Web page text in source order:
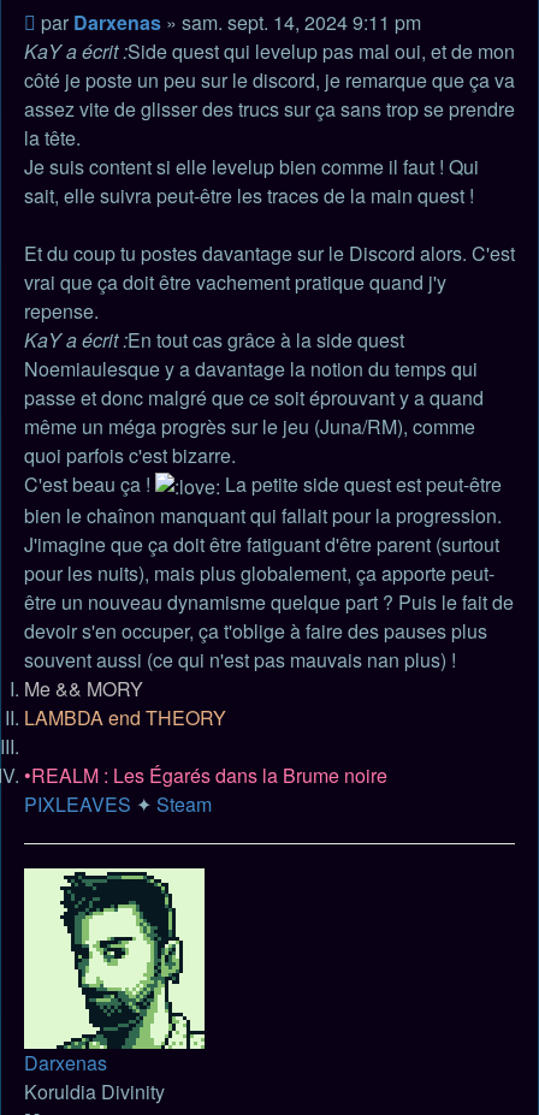
Message
non
lu
par Darxenas » sam. sept. 14, 2024 9:11 pm
KaY a écrit :Side quest qui levelup pas mal oui, et de mon
côté je poste un peu sur le discord, je remarque que ça va
assez vite de glisser des trucs sur ça sans trop se prendre
la tête.
Je suis content si elle levelup bien comme il faut ! Qui
sait, elle suivra peut-être les traces de la main quest !
Et du coup tu postes davantage sur le Discord alors. C'est
vrai que ça doit être vachement pratique quand j'y
repense.
KaY a écrit :En tout cas grâce à la side quest
Noemiaulesque y a davantage la notion du temps qui
passe et donc malgré que ce soit éprouvant y a quand
même un méga progrès sur le jeu (Juna/RM), comme
quoi parfois c'est bizarre.
C'est beau ça !
La petite side quest est peut-être
bien le chaînon manquant qui fallait pour la progression.
J'imagine que ça doit être fatiguant d'être parent (surtout
pour les nuits), mais plus globalement, ça apporte peut-
être un nouveau dynamisme quelque part ? Puis le fait de
devoir s'en occuper, ça t'oblige à faire des pauses plus
souvent aussi (ce qui n'est pas mauvais nan plus) !
Me && MORY
LAMBDA end THEORY
•REALM : Les Égarés dans la Brume noire
PIXLEAVES ✦ Steam
Darxenas
Koruldia Divinity